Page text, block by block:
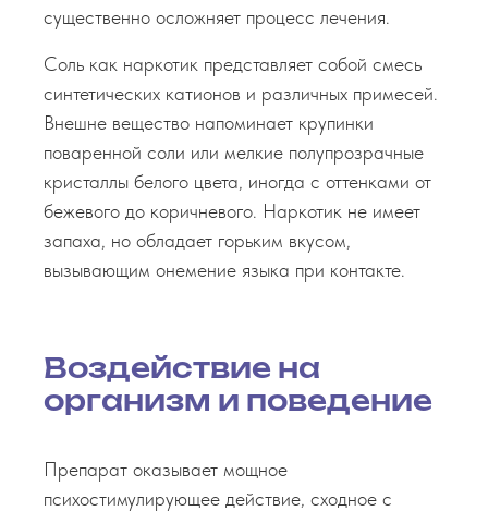
существенно осложняет процесс лечения.
Соль как наркотик представляет собой смесь
синтетических катионов и различных примесей.
Внешне вещество напоминает крупинки
поваренной соли или мелкие полупрозрачные
кристаллы белого цвета, иногда с оттенками от
бежевого до коричневого. Наркотик не имеет
запаха, но обладает горьким вкусом,
вызывающим онемение языка при контакте.
Воздействие на
организм и поведение
Препарат оказывает мощное
психостимулирующее действие, сходное с